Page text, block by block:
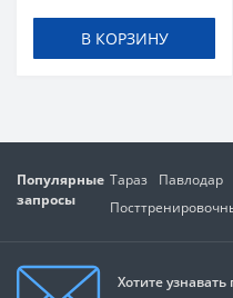
В КОРЗИНУ
Популярные
запросы
Тараз Павлодар
Хотите